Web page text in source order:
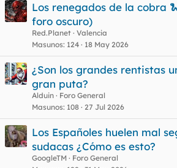
Los renegados de la cobra
foro oscuro)
Red.Planet Valencia
Masunos 124 18 May 2026
¿Son los grandes rentistas
gran puta?
Alduin
Foro General
Masunos 108 27 Jul 2026
Los Españoles huelen mal
sudacas ¿Cómo es esto?
GoogleTM
Foro General